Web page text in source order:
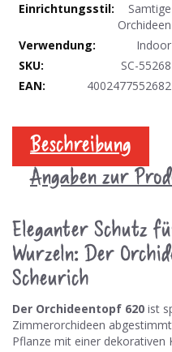
Samtige
Orchideen
Indoor
SC-55268
4002477552682
Beschreibung
Angaben zur
Eleganter Schutz
Wurzeln: Der
Scheurich
Der Orchideentopf 620 ist
Zimmerorchideen
Pflanze mit einer dekorativen